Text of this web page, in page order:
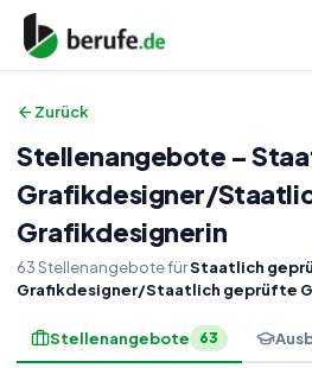
Zurück
Stellenangebote –
Grafikdesigner/
Grafikdesignerin
63StellenangebotefürStaatlich
Grafikdesigner/Staatlich geprüfte
Stellenangebote 63